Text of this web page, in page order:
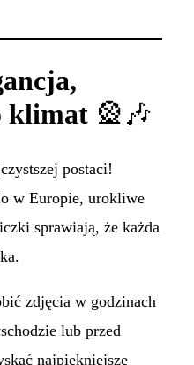
klimat🎡🎶
postaci!
w Europie, urokliwe
sprawiają, że każda
zdjęcia w godzinach
lub przed
najpiękniejsze